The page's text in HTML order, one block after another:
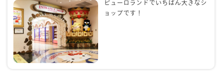
ピューロランドでいちばん大きなシ
ョップです！